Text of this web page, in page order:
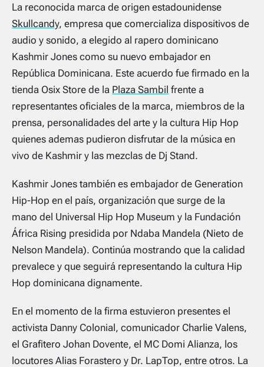
La reconocida marca de origen estadounidense
Skullcandy, empresa que comercializa dispositivos de
audio y sonido, a elegido al rapero dominicano
Kashmir Jones como su nuevo embajador en
República Dominicana. Este acuerdo fue firmado en la
tienda Osix Store de la Plaza Sambil frente a
representantes oficiales de la marca, miembros de la
prensa, personalidades del arte y la cultura Hip Hop
quienes ademas pudieron disfrutar de la música en
vivo de Kashmir y las mezclas de Dj Stand.
Kashmir Jones también es embajador de Generation
Hip-Hop en el país, organización que surge de la
mano del Universal Hip Hop Museum y la Fundación
África Rising presidida por Ndaba Mandela (Nieto de
Nelson Mandela). Continúa mostrando que la calidad
prevalece y que seguirá representando la cultura Hip
Hop dominicana dignamente.
En el momento de la firma estuvieron presentes el
activista Danny Colonial, comunicador Charlie Valens,
el Grafitero Johan Dovente, el MC Domi Alianza, los
locutores Alias Forastero y Dr. LapTop, entre otros. La